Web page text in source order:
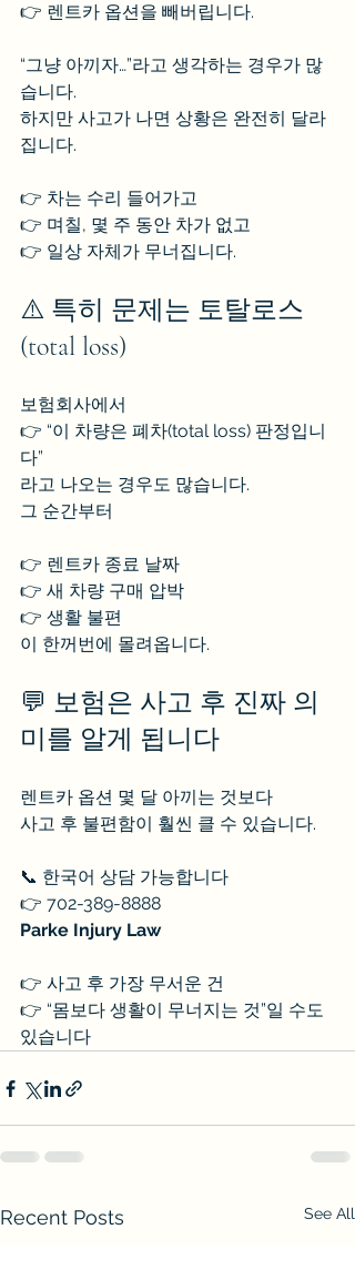
👉 렌트카 옵션을 빼버립니다.
“그냥 아끼자…”라고 생각하는 경우가 많
습니다.
하지만 사고가 나면 상황은 완전히 달라
집니다.
👉 차는 수리 들어가고
👉 며칠, 몇 주 동안 차가 없고
👉 일상 자체가 무너집니다.
⚠️ 특히 문제는 토탈로스
(total loss)
보험회사에서
👉 “이 차량은 폐차(total loss) 판정입니
다”
라고 나오는 경우도 많습니다.
그 순간부터
👉 렌트카 종료 날짜
👉 새 차량 구매 압박
👉 생활 불편
이 한꺼번에 몰려옵니다.
💬 보험은 사고 후 진짜 의
미를 알게 됩니다
렌트카 옵션 몇 달 아끼는 것보다
사고 후 불편함이 훨씬 클 수 있습니다.
📞 한국어 상담 가능합니다
👉 702-389-8888
Parke Injury Law
👉 사고 후 가장 무서운 건
👉 “몸보다 생활이 무너지는 것”일 수도
있습니다
Recent Posts See All